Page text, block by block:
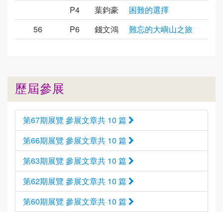
P4
葉鈞豪
困難的選擇
56
P6 錢文鴻 難忘的大嶼山之旅
歷屆參展
第67期展覽 參展文章共 10 篇
第66期展覽 參展文章共 10 篇
第63期展覽 參展文章共 10 篇
第62期展覽 參展文章共 10 篇
第60期展覽 參展文章共 10 篇